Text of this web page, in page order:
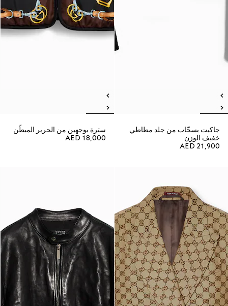
جاكيت بسحّاب من جلد مطاطي
خفيف الوزن
AED 21,900
سترة بوجهين من الحرير المبطّن
AED 18,000